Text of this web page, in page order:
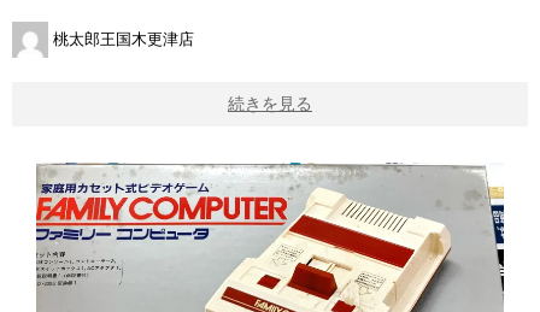
桃太郎王国木更津店
続きを見る